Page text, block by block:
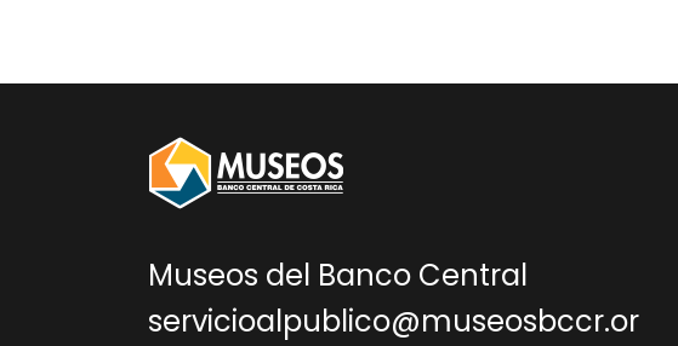
Museos del Banco Central
servicioalpublico@museosbccr.or